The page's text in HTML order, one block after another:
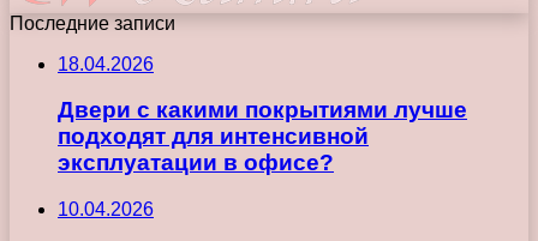
Последние записи
18.04.2026
Двери с какими покрытиями лучше
подходят для интенсивной
эксплуатации в офисе?
10.04.2026